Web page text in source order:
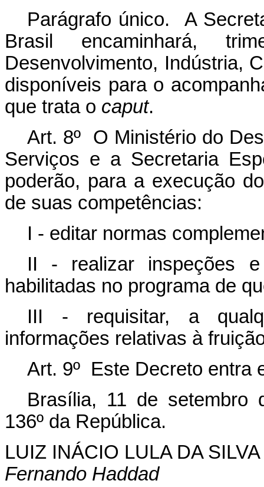
Parágrafo único. A
Brasil encaminhará,
Desenvolvimento, Indústria,
disponíveis para o
que trata o caput.
Art. 8º O Ministério do
Serviços e a Secretaria
poderão, para a execução
de suas competências:
I - editar normas
II - realizar inspeções
habilitadas no programa de
III - requisitar, a
informações relativas à
Art. 9º Este Decreto entra
Brasília, 11 de setembro
136º da República.
LUIZ INÁCIO LULA DA SILVA
Fernando Haddad